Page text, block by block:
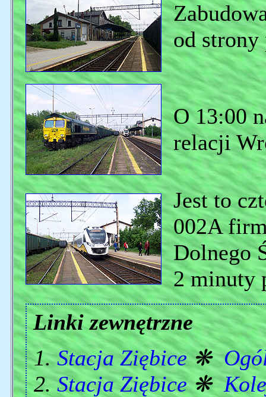
od strony
O 13:00
relacji
Jest to
002A
Dolnego
2 minuty
Linki zewnętrzne
Stacja Ziębice❋
Stacja Ziębice❋